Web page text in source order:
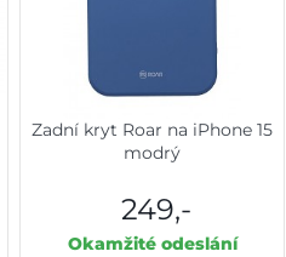
Zadní kryt Roar na iPhone 15
modrý
249,-
Okamžité odeslání